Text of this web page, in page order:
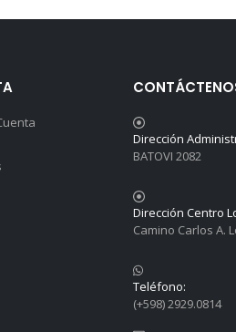
Dirección
BATOVI 2082
Dirección Centro
Camino Carlos A.
Teléfono:
(+598) 2929.0814